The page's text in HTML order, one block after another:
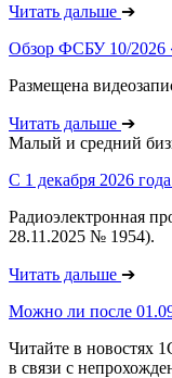
Читать дальше ➔
Обзор ФСБУ 10/2026
Размещена
Читать дальше ➔
Малый и средний
С 1 декабря 2026
Радиоэлектронная
28.11.2025 № 1954).
Читать дальше ➔
Можно ли после
Читайте в новостях
в связи с